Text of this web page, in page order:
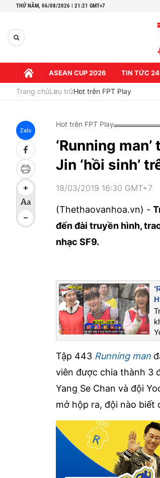
THỨ NĂM, 06/08/2026 | 21:21 GMT+7
ASEAN CUP 2026 TIN TỨC
Trang chủLưu trữHot trên FPT Play
Zalo
Hot trên FPT Play
‘Running
Jin ‘hồi sinh’
18/03/2019 16:30 GMT+7
(Thethaovanhoa.vn) -
đến đài truyền hình,
nhạc SF9.
Tập 443 Running man
viên được chia thành 3
Yang Se Chan và đội
mở hộp ra, đội nào biết